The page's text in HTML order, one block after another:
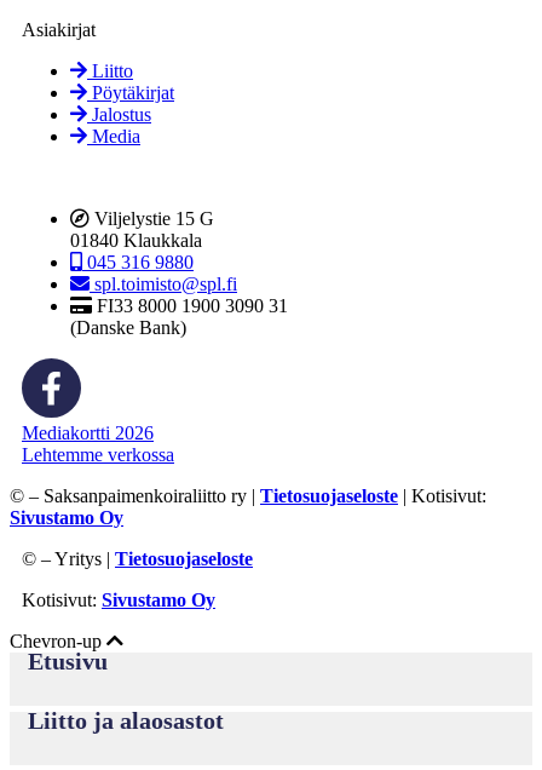
Asiakirjat
Liitto
Pöytäkirjat
Jalostus
Media
Viljelystie 15 G
01840 Klaukkala
045 316 9880
spl.toimisto@spl.fi
FI33 8000 1900 3090 31
(Danske Bank)
Mediakortti 2026
Lehtemme verkossa
© – Saksanpaimenkoiraliitto ry | Tietosuojaseloste | Kotisivut:
Sivustamo Oy
© – Yritys | Tietosuojaseloste
Kotisivut: Sivustamo Oy
Chevron-up
Etusivu
Liitto ja alaosastot